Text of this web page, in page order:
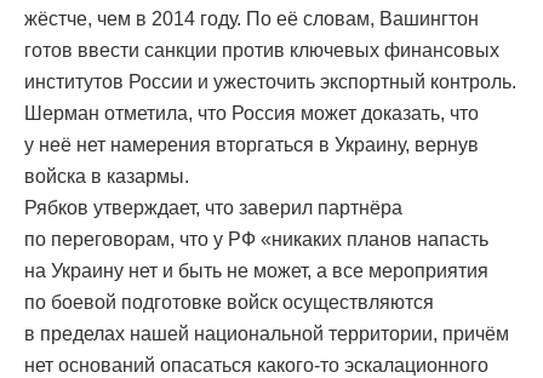
жёстче, чем в 2014 году. По её словам, Вашингтон
готов ввести санкции против ключевых финансовых
институтов России и ужесточить экспортный контроль.
Шерман отметила, что Россия может доказать, что
у неё нет намерения вторгаться в Украину, вернув
войска в казармы.
Рябков утверждает, что заверил партнёра
по переговорам, что у РФ «никаких планов напасть
на Украину нет и быть не может, а все мероприятия
по боевой подготовке войск осуществляются
в пределах нашей национальной территории, причём
нет оснований опасаться какого-то эскалационного